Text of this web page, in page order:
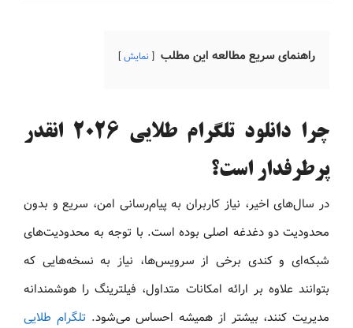
راهنمای سریع مطالعه این مطلب نمایش
چرا دانلود تلگرام طلایی 2026 انقدر
پرطرفدار است؟
در سال‌های اخیر، نیاز کاربران به پیام‌رسانی امن، سریع و بدون
محدودیت دو دغدغه اصلی بوده است. با توجه به محدودیت‌های
شبکه‌ای و کندی برخی از سرویس‌ها، نیاز به نسخه‌هایی که
بتوانند علاوه بر ارائه امکانات متداول، فیلترینگ را هوشمندانه
مدیریت کنند، بیشتر از همیشه احساس می‌شود.تلگرام طلایی